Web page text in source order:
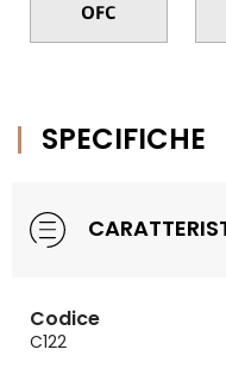
SPECIFICHE
Codice
C122